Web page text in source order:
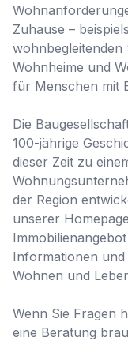
Zuhause –
wohnbegleitenden
Wohnheime und
für Menschen mit
Die
100-jährige
dieser Zeit zu
der Region
unserer
Informationen
Wohnen und
Wenn Sie Fragen
eine Beratung